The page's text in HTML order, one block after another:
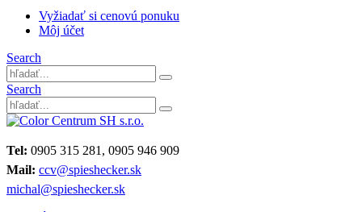
Vyžiadať si cenovú ponuku
Môj účet
Search
Search
Tel: 0905 315 281, 0905 946 909
Mail: ccv@spieshecker.sk
michal@spieshecker.sk